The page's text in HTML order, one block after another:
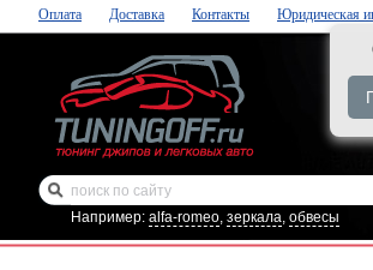
Оплата Доставка Контакты Юридическая
Например: alfa-romeo, зеркала, обвесы